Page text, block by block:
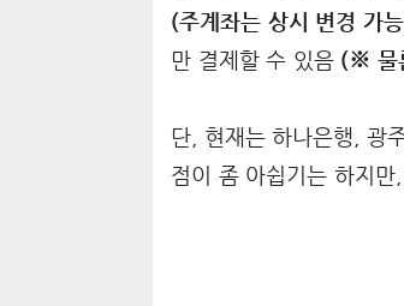
(주계좌는 상시 변경 가능
만 결제할 수 있음 (※ 물
단, 현재는 하나은행, 광
점이 좀 아쉽기는 하지